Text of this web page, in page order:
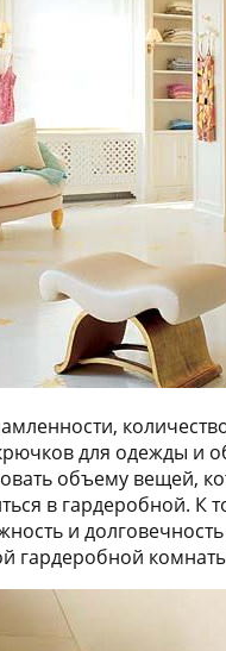
для одежды и
объему вещей,
в гардеробной. К
и
гардеробной